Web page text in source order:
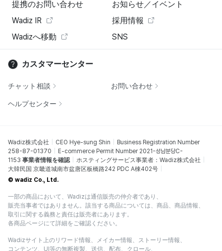
提携のお問い合わせ
お知らせ／イベント
Wadiz IR
採用情報
Wadizへ移動
SNS
カスタマーセンター
チャット相談 お問い合わせ
ヘルプセンター
Wadiz株式会社 CEO Hye-sung Shin
Business Registration Number
258-87-01370
E-commerce Permit Number 2021-성남분당C-
1153 事業者情報を確認
ホスティングサービス事業者：Wadiz株式会社
大韓民国 京畿道城南市盆唐区板橋路242 PDC A棟402号
© wadiz Co., Ltd.
一部の商品において、Wadizは通信販売の仲介者であり、
販売当事者ではありません。該当する商品については、商品、商品情報、
取引に関する義務と責任は販売者にあります。
各商品ページにて詳細をご確認ください。
Wadizサイト上のリワード情報、メイカー情報、ストーリー情報、
コンテンツ、UI等の無断複製、送信、配布、クロール、